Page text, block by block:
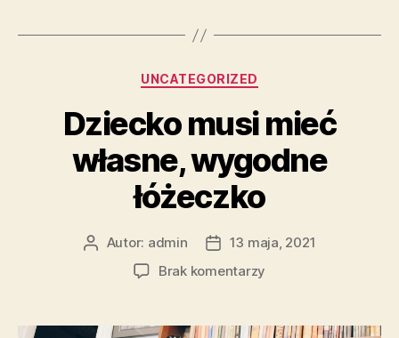
Kategorie
UNCATEGORIZED
Dziecko musi mieć
własne, wygodne
łóżeczko
AutorAutor: admin
Data
wpisu
13 maja, 2021
Brak komentarzy
mieć